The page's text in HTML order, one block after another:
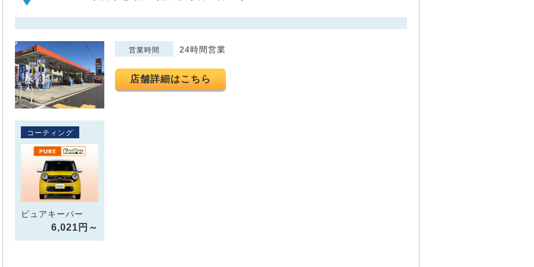
営業時間 24時間営業
店舗詳細はこちら
コーティング
ピュアキーパー
6,021円～